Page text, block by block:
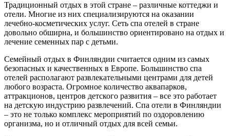
Традиционный отдых в этой стране – различные коттеджи и
отели. Многие из них специализируются на оказании
лечебно-косметических услуг. Сеть спа отелей в стране
довольно обширна, и большинство ориентировано на отдых и
лечение семенных пар с детьми.
Семейный отдых в Финляндии считается одним из самых
безопасных и качественных в Европе. Большинство спа
отелей располагают развлекательными центрами для детей
любого возраста. Огромное количество аквапарков,
аттракционов, центров детского развития – все это работает
на детскую индустрию развлечений. Спа отели в Финляндии
– это не только комплекс мероприятий по оздоровлению
организма, но и отличный отдых для всей семьи.